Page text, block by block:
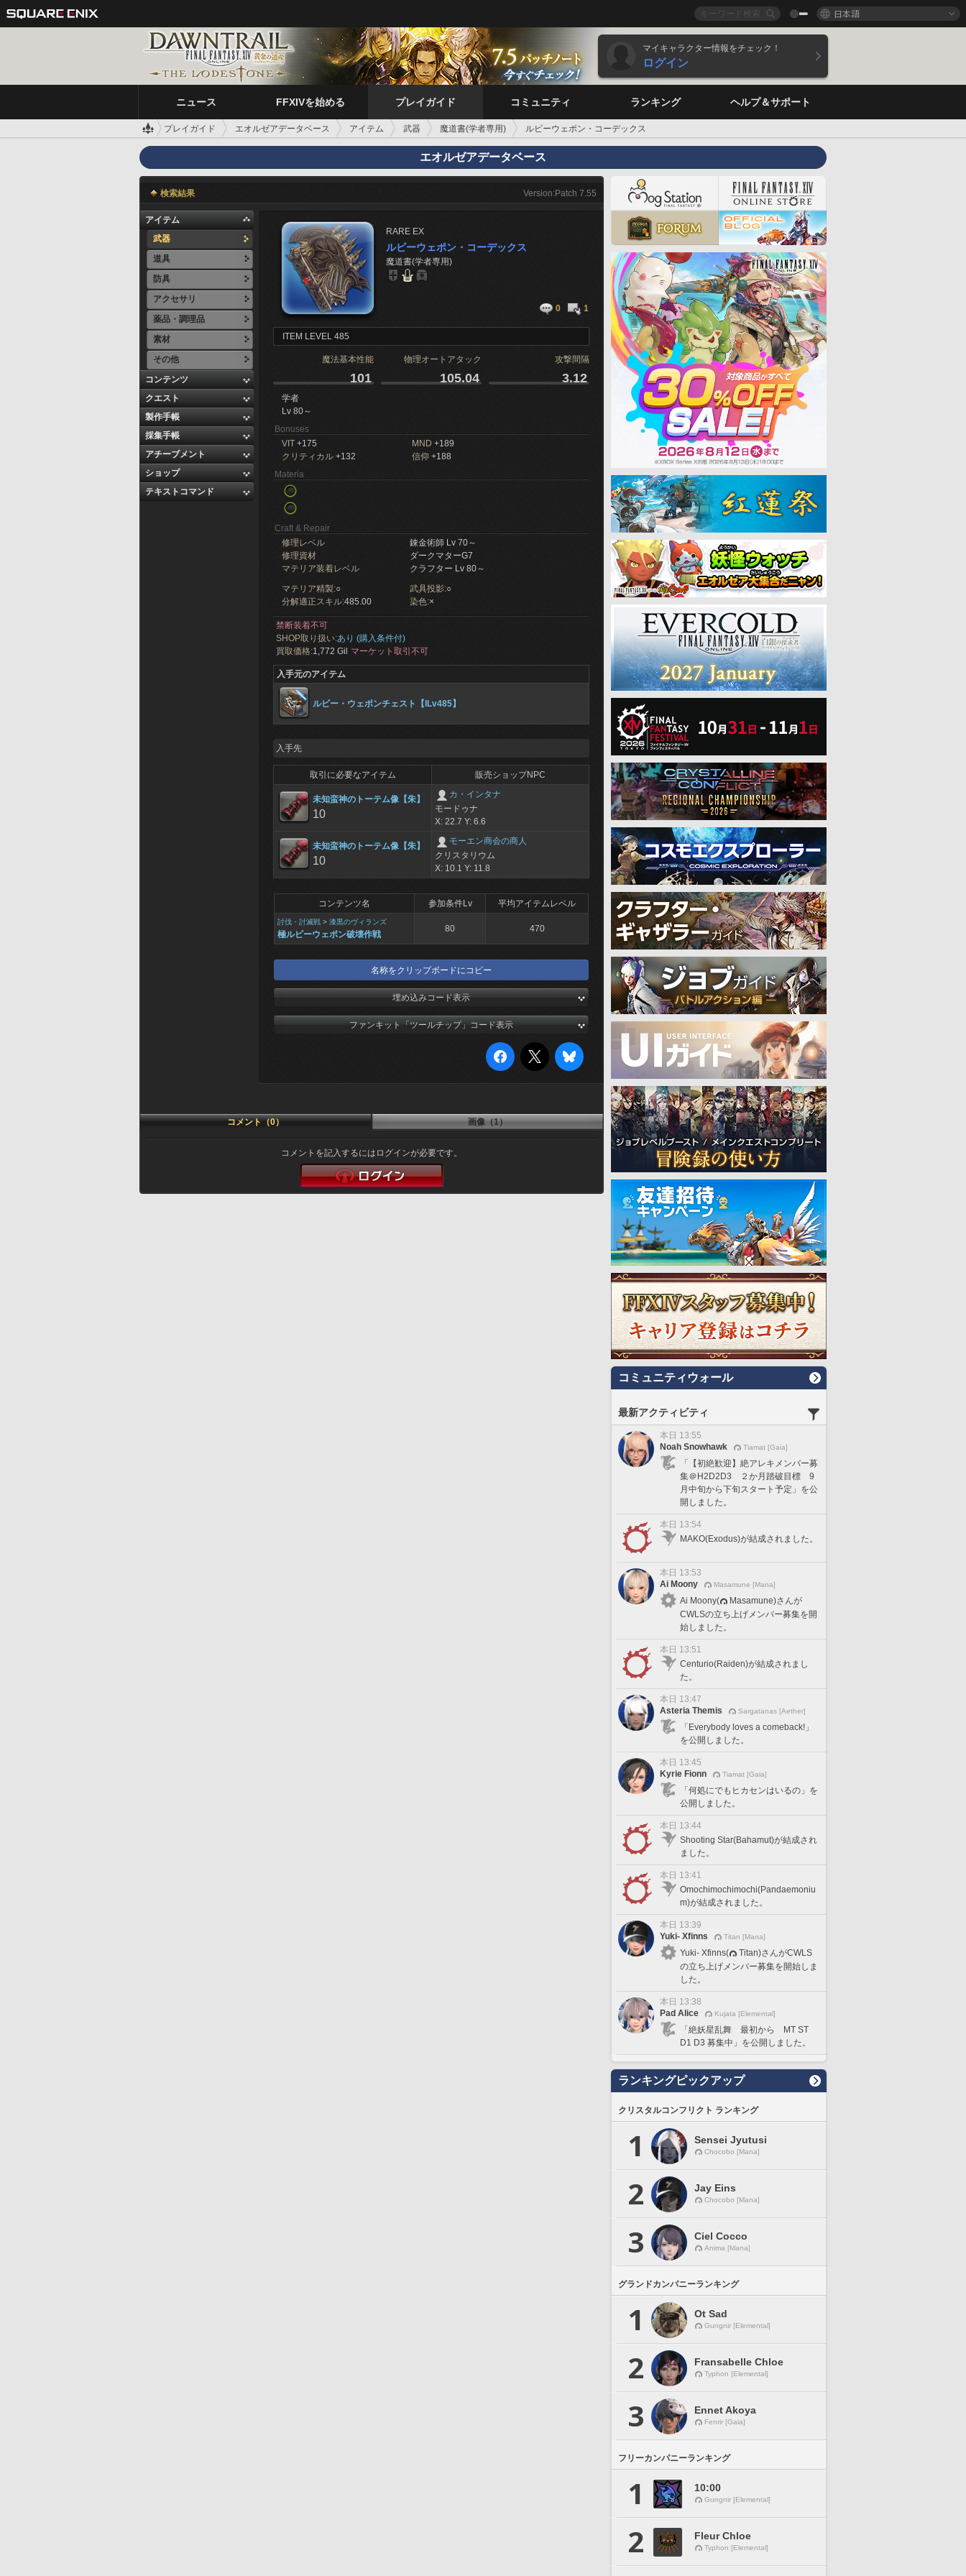
日本語
マイキャラクター情報をチェック！
ログイン
ニュース FFXIVを始める プレイガイド コミュニティ ランキング ヘルプ＆サポート
プレイガイド エオルゼアデータベース アイテム 武器 魔道書(学者専用) ルビーウェポン・コーデックス
エオルゼアデータベース
検索結果 Version:Patch 7.55
アイテム
武器
道具
防具
アクセサリ
薬品・調理品
素材
その他
コンテンツ
クエスト
製作手帳
採集手帳
アチーブメント
ショップ
テキストコマンド
RARE EX
ルビーウェポン・コーデックス
魔道書(学者専用)
0 1
ITEM LEVEL 485
魔法基本性能 物理オートアタック 攻撃間隔
101 105.04 3.12
学者
Lv 80～
Bonuses
VIT +175 MND +189
クリティカル +132 信仰 +188
Materia
Craft & Repair
修理レベル
錬金術師 Lv 70～
修理資材
ダークマターG7
マテリア装着レベル
クラフター Lv 80～
マテリア精製:○ 武具投影:○
分解適正スキル:485.00 染色:×
禁断装着不可
SHOP取り扱い:あり (購入条件付)
買取価格:1,772 Gil マーケット取引不可
入手元のアイテム
ルビー・ウェポンチェスト【ILv485】
入手先
取引に必要なアイテム 販売ショップNPC
未知蛮神のトーテム像【朱】
10
カ・インタナ
モードゥナ
X: 22.7 Y: 6.6
未知蛮神のトーテム像【朱】
10
モーエン商会の商人
クリスタリウム
X: 10.1 Y: 11.8
コンテンツ名 参加条件Lv 平均アイテムレベル
討伐・討滅戦 > 漆黒のヴィランズ
極ルビーウェポン破壊作戦
80 470
名称をクリップボードにコピー
埋め込みコード表示
ファンキット「ツールチップ」コード表示
コメント（0） 画像（1）
コメントを記入するにはログインが必要です。
コミュニティウォール
最新アクティビティ
本日 13:55
Noah Snowhawk
Tiamat [Gaia]
「【初絶歓迎】絶アレキメンバー募
集＠H2D2D3 ２か月踏破目標 9
月中旬から下旬スタート予定」を公
開しました。
本日 13:54
MAKO(Exodus)が結成されました。
本日 13:53
Ai Moony
Masamune [Mana]
Ai Moony(
Masamune)さんが
CWLSの立ち上げメンバー募集を開
始しました。
本日 13:51
Centurio(Raiden)が結成されまし
た。
本日 13:47
Asteria Themis
Sargatanas [Aether]
「Everybody loves a comeback!」
を公開しました。
本日 13:45
Kyrie Fionn
Tiamat [Gaia]
「何処にでもヒカセンはいるの」を
公開しました。
本日 13:44
Shooting Star(Bahamut)が結成され
ました。
本日 13:41
Omochimochimochi(Pandaemoniu
m)が結成されました。
本日 13:39
Yuki- Xfinns
Titan [Mana]
Yuki- Xfinns(
Titan)さんがCWLS
の立ち上げメンバー募集を開始しま
した。
本日 13:38
Pad Alice
Kujata [Elemental]
「絶妖星乱舞 最初から MT ST
D1 D3 募集中」を公開しました。
ランキングピックアップ
クリスタルコンフリクト ランキング
1 Sensei Jyutusi
Chocobo [Mana]
2 Jay Eins
Chocobo [Mana]
3 Ciel Cocco
Anima [Mana]
グランドカンパニーランキング
1 Ot Sad
Gungnir [Elemental]
2 Fransabelle Chloe
Typhon [Elemental]
3 Ennet Akoya
Fenrir [Gaia]
フリーカンパニーランキング
1 10:00
Gungnir [Elemental]
2 Fleur Chloe
Typhon [Elemental]